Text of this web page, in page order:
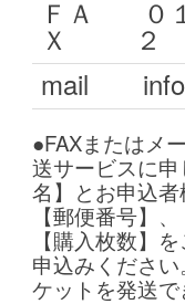
ＦＡ
Ｘ
０
２
mail
●FAXまたはメ
送サービスに
名】とお申込者
【郵便番号】
【購入枚数】
申込みくださ
ケットを発送で